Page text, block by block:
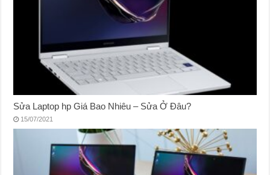
Sửa Laptop hp Giá Bao Nhiêu – Sửa Ở Đâu?
15/07/2021